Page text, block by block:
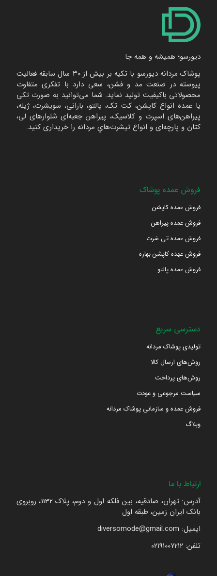
دیورسو؛ همیشه و همه جا
پوشاک مردانه دیورسو با تکیه بر بیش از ۳۰ سال سابقه فعالیت
پیوسته در صنعت مد و فشن، سعی دارد با تفکری متفاوت
محصولاتی باکیفیت تولید نماید. شما می‌توانید به صورت تکی
یا عمده انواع کاپشن، کت تک، پالتو، بارانی، سویشرت، ژیله،
پیراهن‌های اسپرت و کلاسیک، پیراهن جعبه‌ای شلوارهای لی،
کتان و پارچه‌ای و انواع تیشرت‌هاي مردانه را خریداری کنید.
فروش عمده پوشاک
فروش عمده کاپشن
فروش عمده پیراهن
فروش عمده تی شرت
فروش عهده کاپشن بهاره
فروش عمده پالتو
دسترسی سریع
تولیدی پوشاک مردانه
روش‌های ارسال کالا
روش‌های پرداخت
سیاست مرجوعی و عودت
فروش عمده و سازمانی پوشاک مردانه
وبلاگ
ارتباط با ما
آدرس: تهران، صادقیه، بین فلکه اول و دوم، پلاک 1132، روبروی
بانک ایران زمین، طبقه اول
ایمیل: diversomode@gmail.com
تلفن: ۰۲۱۹۱۰۰۷۲۱۲